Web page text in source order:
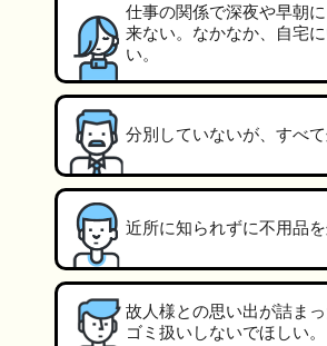
仕事の関係で深夜や早朝
来ない。なかなか、自宅
い。
分別していないが、すべて
近所に知られずに不用品を
故人様との思い出が詰まっ
ゴミ扱いしないでほしい。